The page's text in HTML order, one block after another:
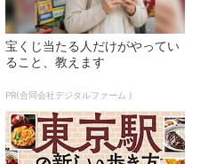
宝くじ当たる人だけがやってい
ること、教えます
PR(合同会社デジタルファーム )